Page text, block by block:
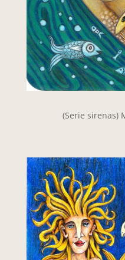
(Serie sirenas)